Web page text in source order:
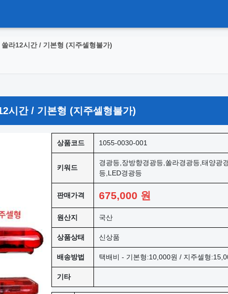
라12시간 / 기본형 (지주셀형불가)
시간 / 기본형 (지주셀형불가)
상품코드 1055-0030-001
키워드
경광등,장방향경광등,쏠라경광등,태양광
등,LED경광등
판매가격 675,000 원
원산지 국산
상품상태 신상품
배송방법 택배비 - 기본형:10,000원 / 지주셀형
기타